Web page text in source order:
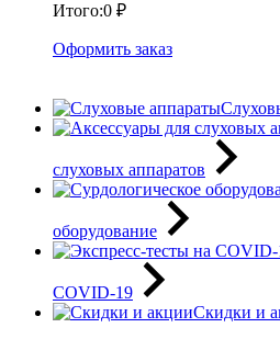
Итого:0 ₽
Оформить заказ
слуховых аппаратов
оборудование
COVID-19
Скидки и